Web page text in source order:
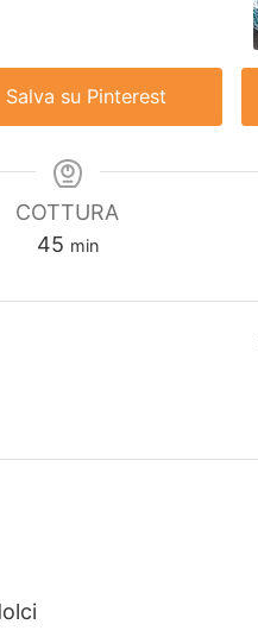
Salva su Pinterest
COTTURA
45m
n
min